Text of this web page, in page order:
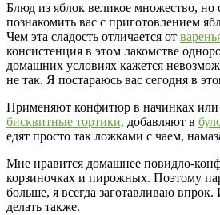
Блюд из яблок великое множество, но
познакомить вас с приготовлением
Чем эта сладость отличается от
консистенция в этом лакомстве
домашних условиях кажется
не так. Я постараюсь вас сегодня в
Применяют конфитюр в начинках
бисквитные тортики, добавляют в
едят просто так ложками с чаем,
Мне нравится домашнее повидло-
корзиночках и пирожных. Поэтому
больше, я всегда заготавливаю
делать также.